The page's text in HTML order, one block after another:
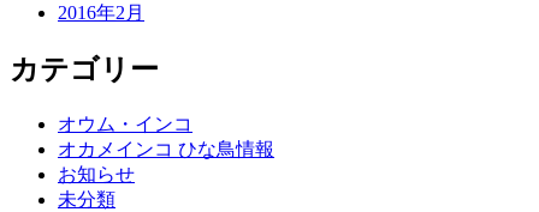
2016年2月
カテゴリー
オウム・インコ
オカメインコ ひな鳥情報
お知らせ
未分類